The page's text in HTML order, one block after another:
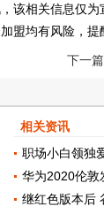
该相关信息仅
盟均有风险，提
下一篇
相关资讯
职场小白领独
华为2020伦敦
继红色版本后